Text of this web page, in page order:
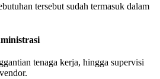
tersebut sudah termasuk dalam
tenaga kerja, hingga supervisi